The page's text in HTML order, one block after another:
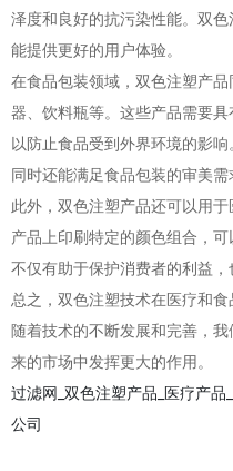
泽度和良好的抗污染性能。双
能提供更好的用户体验。
在食品包装领域，双色注塑产
器、饮料瓶等。这些产品需要
以防止食品受到外界环境的影
同时还能满足食品包装的审美需
此外，双色注塑产品还可以用
产品上印刷特定的颜色组合，
不仅有助于保护消费者的利益，
总之，双色注塑技术在医疗和食
随着技术的不断发展和完善，
来的市场中发挥更大的作用。
过滤网_双色注塑产品_医疗产
公司